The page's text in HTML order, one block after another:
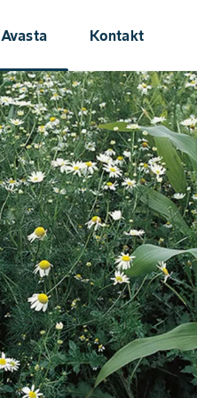
Avasta Kontakt